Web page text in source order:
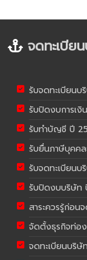
จดทะเบีย
รับจดทะเบียน
รับปิดงบการเ
รับทำบัญชี ปี
รับยื่นภาษีบุคคล
รับจดทะเบียน
รับปิดงบบริษัท
สาระควรรู้ก่อน
จัดตั้งธุรกิจท่อง
จดทะเบียนบริษัท